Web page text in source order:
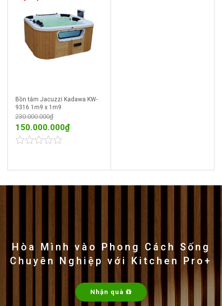
Bồn tắm Jacuzzi Kadawa KW-
9316 1m9 x 1m9
230.000.000₫
150.000.000₫
of
Hòa Mình vào Phong Cách Sống
Chuyên Nghiệp với Kitchen Pro+
Nhận quà